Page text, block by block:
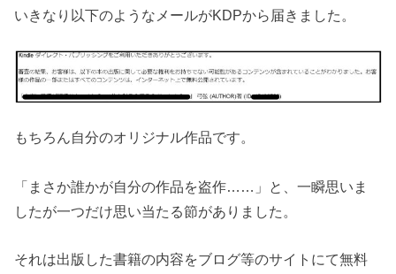
いきなり以下のようなメールがKDPから届きました。
もちろん自分のオリジナル作品です。
「まさか誰かが自分の作品を盗作……」
と、一瞬思いま
したが一つだけ思い当たる節がありました。
それは出版した書籍の内容をブログ等のサイトにて無料